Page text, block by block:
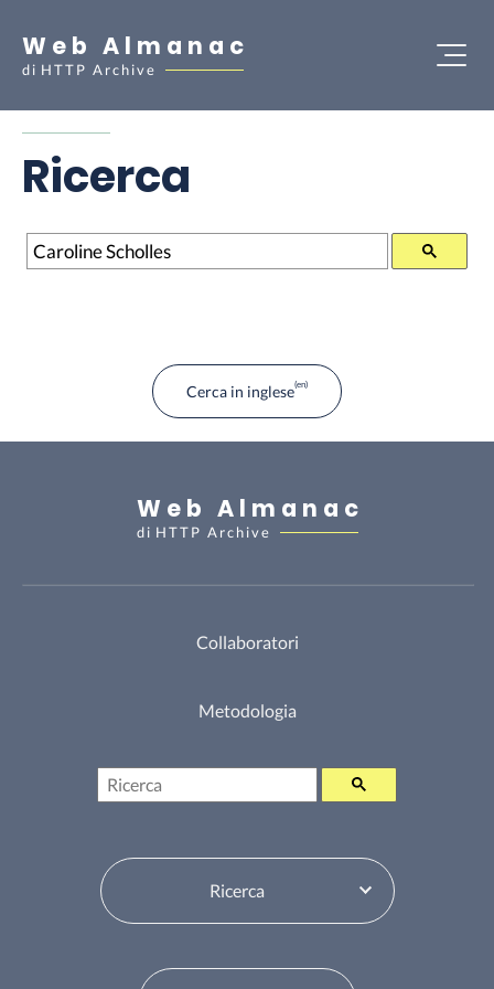
Web Almanac
di HTTP Archive
Ricerca
Ricerca
Cerca in inglese
Web Almanac
di HTTP Archive
Collaboratori
Metodologia
Ricerca
Seleziona sommario